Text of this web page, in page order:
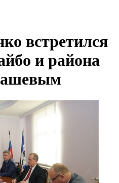
встретился
и района